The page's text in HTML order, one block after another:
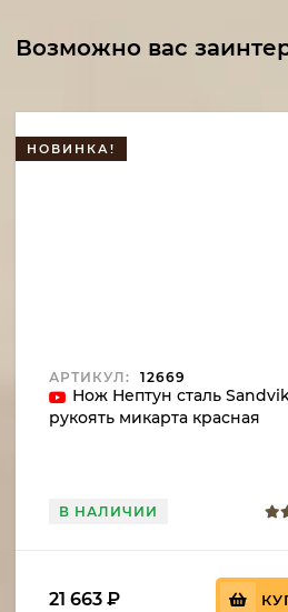
Возможно вас
НОВИНКА!
АРТИКУЛ: 12669
Нож Нептун сталь Sandvik
рукоять микарта красная
В НАЛИЧИИ
21 663 ₽